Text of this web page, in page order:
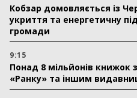
Кобзар домовляється із
укриття та енергетичну
громади
9:15
Понад 8 мільйонів книжок
«Ранку» та іншим